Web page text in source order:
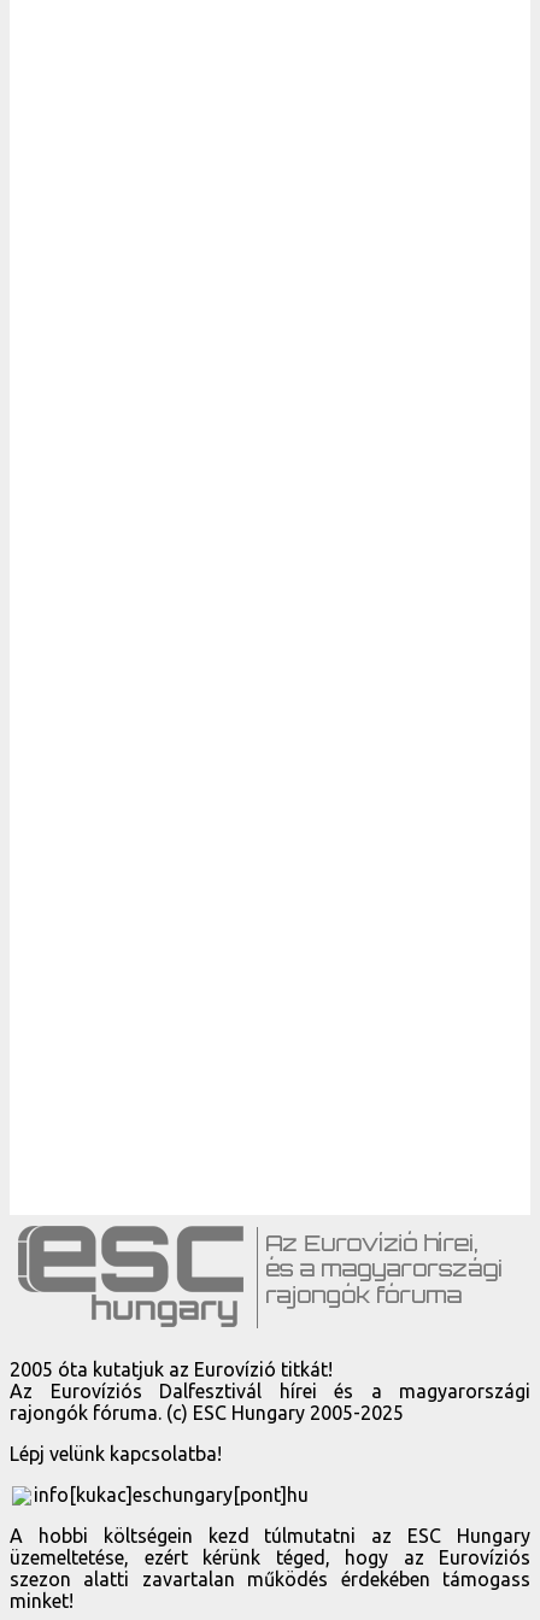
2005 óta kutatjuk az Eurovízió titkát!
Az Eurovíziós Dalfesztivál hírei és a magyarországi
rajongók fóruma. (c) ESC Hungary 2005-2025
Lépj velünk kapcsolatba!
info[kukac]eschungary[pont]hu
A hobbi költségein kezd túlmutatni az ESC Hungary
üzemeltetése, ezért kérünk téged, hogy az Eurovíziós
szezon alatti zavartalan működés érdekében támogass
minket!